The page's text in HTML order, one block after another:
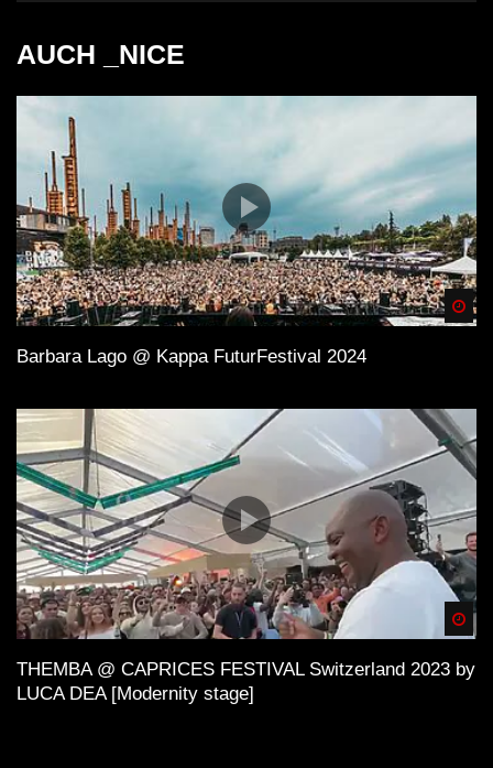
AUCH _NICE
Barbara Lago @ Kappa FuturFestival 2024
THEMBA @ CAPRICES FESTIVAL Switzerland 2023 by
LUCA DEA [Modernity stage]